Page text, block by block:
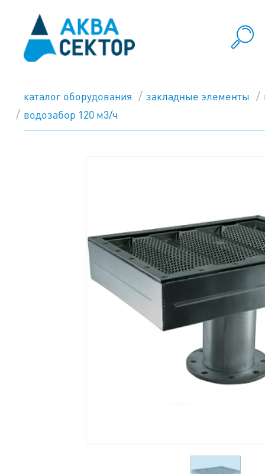
каталог оборудования закладные элементы
водозабор 120 м3/ч